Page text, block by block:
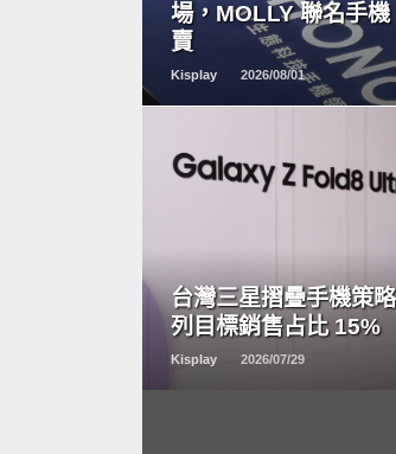
場，MOLLY 聯名手機
賣
Kisplay 2026/08/01
台灣三星摺疊手機策
列目標銷售占比 15%
Kisplay 2026/07/29